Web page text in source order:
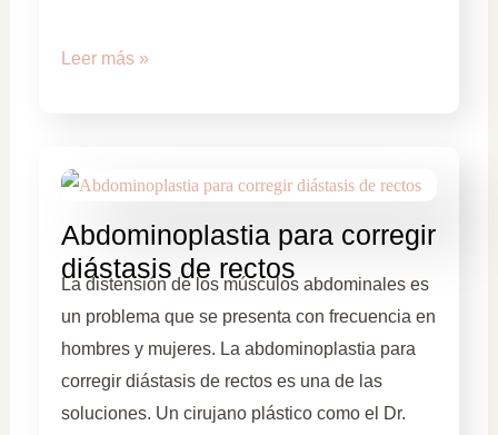
Leer más »
Abdominoplastia para corregir
diástasis de rectos
La distensión de los músculos abdominales es
un problema que se presenta con frecuencia en
hombres y mujeres. La abdominoplastia para
corregir diástasis de rectos es una de las
soluciones. Un cirujano plástico como el Dr.